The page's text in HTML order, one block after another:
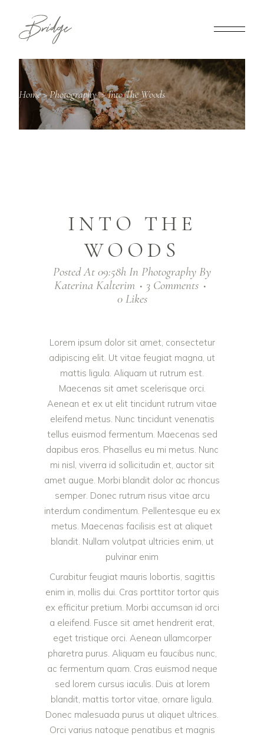
Home>Photography>Into The Woods
INTO THE
WOODS
Posted At 09:58h In Photography By
Katerina Kalterim
3 Comments
0 Likes
Lorem ipsum dolor sit amet, consectetur
adipiscing elit. Ut vitae feugiat magna, ut
mattis ligula. Aliquam ut rutrum est.
Maecenas sit amet scelerisque orci.
Aenean et ex ut elit tincidunt rutrum vitae
eleifend metus. Nunc tincidunt venenatis
tellus euismod fermentum. Maecenas sed
dapibus eros. Phasellus eu mi metus. Nunc
mi nisl, viverra id sollicitudin et, auctor sit
amet augue. Morbi blandit dolor ac rhoncus
semper. Donec rutrum risus vitae arcu
interdum condimentum. Pellentesque eu ex
metus. Maecenas facilisis est at aliquet
blandit. Nullam volutpat ultricies enim, ut
pulvinar enim
Curabitur feugiat mauris lobortis, sagittis
enim in, mollis dui. Cras porttitor tortor quis
ex efficitur pretium. Morbi accumsan id orci
a eleifend. Fusce sit amet hendrerit erat,
eget tristique orci. Aenean ullamcorper
pharetra purus. Aliquam eu faucibus nunc,
ac fermentum quam. Cras euismod neque
sed lorem cursus iaculis. Duis at lorem
blandit, mattis tortor vitae, ornare ligula.
Donec malesuada purus ut aliquet ultrices.
Orci varius natoque penatibus et magnis